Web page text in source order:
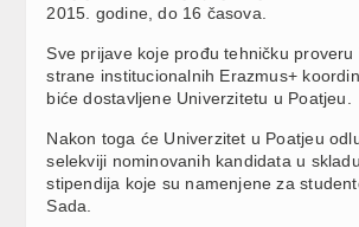
2015. godine, do 16 časova.
Sve prijave koje prođu tehničku proveru
strane institucionalnih Erazmus+
biće dostavljene Univerzitetu u Poatjeu.
Nakon toga će Univerzitet u Poatjeu
selekviji nominovanih kandidata u
stipendija koje su namenjene za
Sada.